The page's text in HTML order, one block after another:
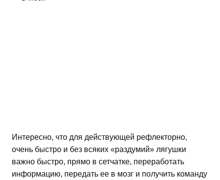
Интересно, что для действующей рефлекторно,
очень быстро и без всяких «раздумий» лягушки
важно быстро, прямо в сетчатке, переработать
информацию, передать ее в мозг и получить команду